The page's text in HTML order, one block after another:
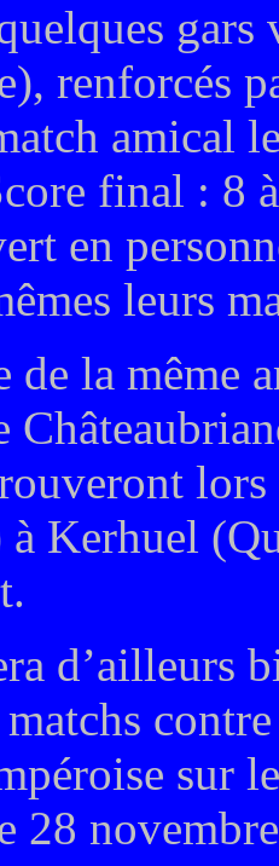
renforcés
amical
final : 8
en
leurs
de la même
à Kerhuel
d’ailleurs
sur
28